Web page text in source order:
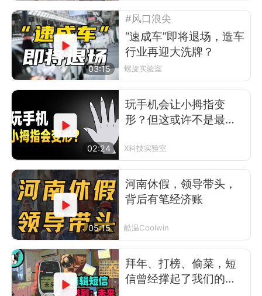
03:15
#风口浪尖
“速成车”即将退场，造车
行业再迎大洗牌？
螺旋实验室
02:24
玩手机会让小拇指变
形？但这或许不是最可
X科技实验室
05:15
河南休假，领导带头，
背后有笔经济账
酷温Coolwin
拜年、打榜、偷菜，短
信曾经撑起了我们的前